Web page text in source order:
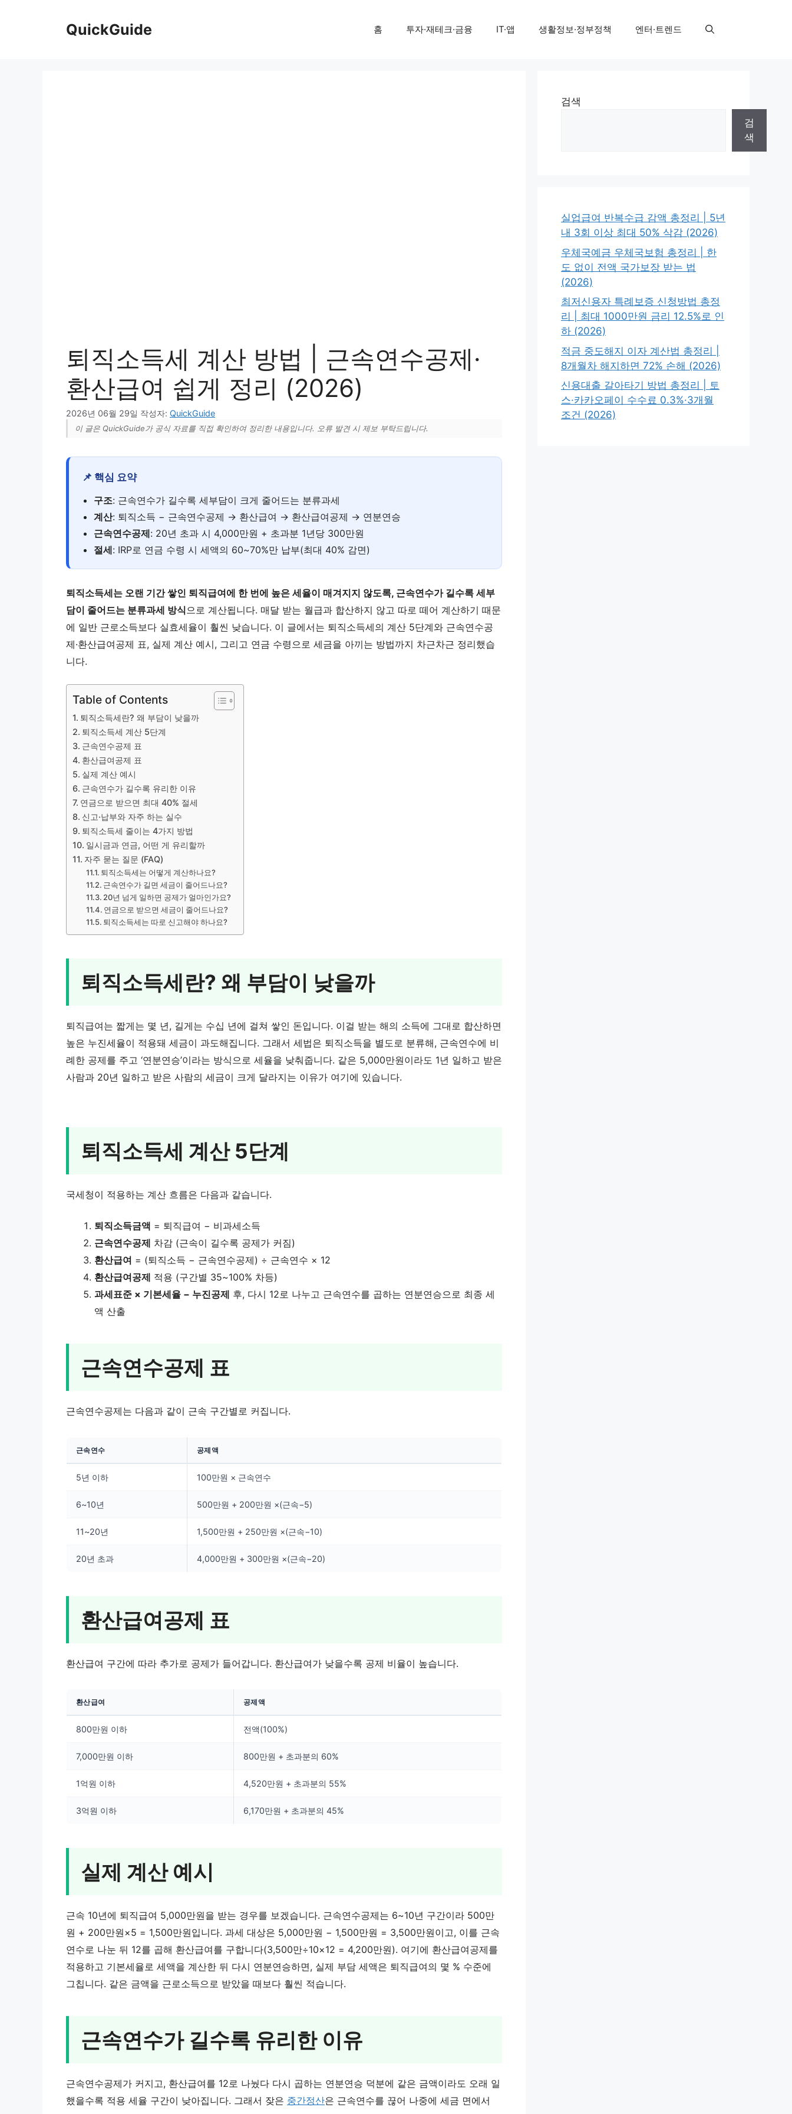
QuickGuide 홈 투자·재테크·금융 IT·앱 생활정보·정부정책 엔터·트렌드
퇴직소득세 계산 방법 | 근속연수공제·
환산급여 쉽게 정리 (2026)
2026년 06월 29일 작성자: QuickGuide
이 글은 QuickGuide가 공식 자료를 직접 확인하여 정리한 내용입니다. 오류 발견 시 제보 부탁드립니다.
📌 핵심 요약
구조: 근속연수가 길수록 세부담이 크게 줄어드는 분류과세
계산: 퇴직소득 − 근속연수공제 → 환산급여 → 환산급여공제 → 연분연승
근속연수공제: 20년 초과 시 4,000만원 + 초과분 1년당 300만원
절세: IRP로 연금 수령 시 세액의 60~70%만 납부(최대 40% 감면)
퇴직소득세는 오랜 기간 쌓인 퇴직급여에 한 번에 높은 세율이 매겨지지 않도록, 근속연수가 길수록 세부
담이 줄어드는 분류과세 방식으로 계산됩니다. 매달 받는 월급과 합산하지 않고 따로 떼어 계산하기 때문
에 일반 근로소득보다 실효세율이 훨씬 낮습니다. 이 글에서는 퇴직소득세의 계산 5단계와 근속연수공
제·환산급여공제 표, 실제 계산 예시, 그리고 연금 수령으로 세금을 아끼는 방법까지 차근차근 정리했습
니다.
Table of Contents
퇴직소득세란? 왜 부담이 낮을까
퇴직소득세 계산 5단계
근속연수공제 표
환산급여공제 표
실제 계산 예시
근속연수가 길수록 유리한 이유
연금으로 받으면 최대 40% 절세
신고·납부와 자주 하는 실수
퇴직소득세 줄이는 4가지 방법
일시금과 연금, 어떤 게 유리할까
자주 묻는 질문 (FAQ)
퇴직소득세는 어떻게 계산하나요?
근속연수가 길면 세금이 줄어드나요?
20년 넘게 일하면 공제가 얼마인가요?
연금으로 받으면 세금이 줄어드나요?
퇴직소득세는 따로 신고해야 하나요?
퇴직소득세란? 왜 부담이 낮을까
퇴직급여는 짧게는 몇 년, 길게는 수십 년에 걸쳐 쌓인 돈입니다. 이걸 받는 해의 소득에 그대로 합산하면
높은 누진세율이 적용돼 세금이 과도해집니다. 그래서 세법은 퇴직소득을 별도로 분류해, 근속연수에 비
례한 공제를 주고 ‘연분연승’이라는 방식으로 세율을 낮춰줍니다. 같은 5,000만원이라도 1년 일하고 받은
사람과 20년 일하고 받은 사람의 세금이 크게 달라지는 이유가 여기에 있습니다.
퇴직소득세 계산 5단계
국세청이 적용하는 계산 흐름은 다음과 같습니다.
퇴직소득금액 = 퇴직급여 − 비과세소득
근속연수공제 차감 (근속이 길수록 공제가 커짐)
환산급여 = (퇴직소득 − 근속연수공제) ÷ 근속연수 × 12
환산급여공제 적용 (구간별 35~100% 차등)
과세표준 × 기본세율 − 누진공제 후, 다시 12로 나누고 근속연수를 곱하는 연분연승으로 최종 세
액 산출
근속연수공제 표
근속연수공제는 다음과 같이 근속 구간별로 커집니다.
근속연수 공제액
5년 이하 100만원 × 근속연수
6~10년 500만원 + 200만원 ×(근속−5)
11~20년 1,500만원 + 250만원 ×(근속−10)
20년 초과 4,000만원 + 300만원 ×(근속−20)
환산급여공제 표
환산급여 구간에 따라 추가로 공제가 들어갑니다. 환산급여가 낮을수록 공제 비율이 높습니다.
환산급여 공제액
800만원 이하 전액(100%)
7,000만원 이하 800만원 + 초과분의 60%
1억원 이하 4,520만원 + 초과분의 55%
3억원 이하 6,170만원 + 초과분의 45%
실제 계산 예시
근속 10년에 퇴직급여 5,000만원을 받는 경우를 보겠습니다. 근속연수공제는 6~10년 구간이라 500만
원 + 200만원×5 = 1,500만원입니다. 과세 대상은 5,000만원 − 1,500만원 = 3,500만원이고, 이를 근속
연수로 나눈 뒤 12를 곱해 환산급여를 구합니다(3,500만÷10×12 = 4,200만원). 여기에 환산급여공제를
적용하고 기본세율로 세액을 계산한 뒤 다시 연분연승하면, 실제 부담 세액은 퇴직급여의 몇 % 수준에
그칩니다. 같은 금액을 근로소득으로 받았을 때보다 훨씬 적습니다.
근속연수가 길수록 유리한 이유
근속연수공제가 커지고, 환산급여를 12로 나눴다 다시 곱하는 연분연승 덕분에 같은 금액이라도 오래 일
했을수록 적용 세율 구간이 낮아집니다. 그래서 잦은 중간정산은 근속연수를 끊어 나중에 세금 면에서
검색
검
색
실업급여 반복수급 감액 총정리 | 5년
내 3회 이상 최대 50% 삭감 (2026)
우체국예금 우체국보험 총정리 | 한
도 없이 전액 국가보장 받는 법
(2026)
최저신용자 특례보증 신청방법 총정
리 | 최대 1000만원 금리 12.5%로 인
하 (2026)
적금 중도해지 이자 계산법 총정리 |
8개월차 해지하면 72% 손해 (2026)
신용대출 갈아타기 방법 총정리 | 토
스·카카오페이 수수료 0.3%·3개월
조건 (2026)